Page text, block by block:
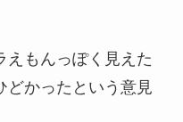
えもんっぽく見えた
どかったという意見